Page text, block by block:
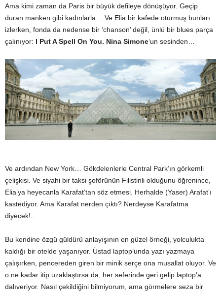
Ama kimi zaman da Paris bir büyük defileye dönüşüyor. Geçip
duran manken gibi kadınlarla… Ve Elia bir kafede oturmuş bunları
izlerken, fonda da nedense bir ‘chanson’ değil, ünlü bir blues parça
çalınıyor: I Put A Spell On You. Nina Simone‘un sesinden…
Ve ardından New York… Gökdelenlerle Central Park’ın görkemli
çelişkisi. Ve siyahi bir taksi şoförünün Filistinli olduğunu öğrenince,
Elia’ya heyecanla Karafat’tan söz etmesi. Herhalde (Yaser) Arafat’ı
kastediyor. Ama Karafat nerden çıktı? Nerdeyse Karafatma
diyecek!..
Bu kendine özgü güldürü anlayışının en güzel örneği, yolculukta
kaldığı bir otelde yaşanıyor. Üstad laptop’unda yazı yazmaya
çalışırken, pencereden giren bir minik serçe ona musallat oluyor. Ve
o ne kadar itip uzaklaştırsa da, her seferinde geri gelip laptop’a
dalıveriyor. Nasıl çekildiğini bilmiyorum, ama görmelere seza bir